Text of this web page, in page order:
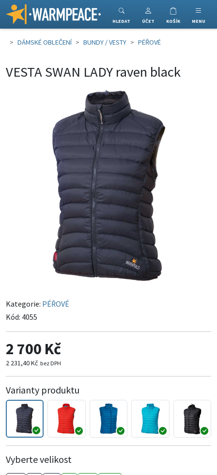
Warmpeace
HLEDAT ÚČET KOŠÍK MENU
DÁMSKÉ OBLEČENÍ BUNDY / VESTY PÉŘOVÉ
VESTA SWAN LADY raven black
Kategorie: PÉŘOVÉ
Kód: 4055
2 700 Kč
2 231,40 Kč bez DPH
Varianty produktu
Vyberte velikost